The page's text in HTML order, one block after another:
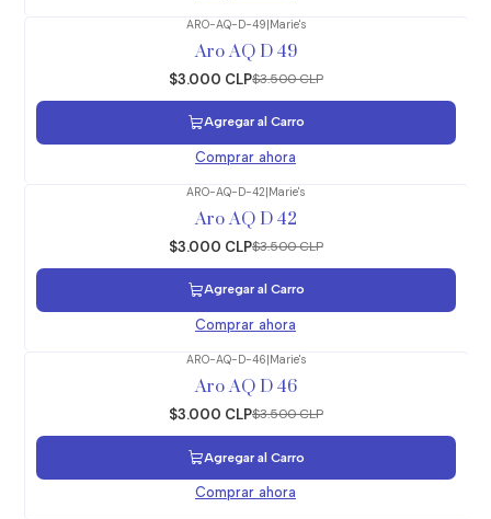
ARO-AQ-D-49|Marie's
Aro AQ D 49
$3.000 CLP$3.500 CLP
Agregar al Carro
Comprar ahora
ARO-AQ-D-42|Marie's
Aro AQ D 42
$3.000 CLP$3.500 CLP
Agregar al Carro
Comprar ahora
ARO-AQ-D-46|Marie's
Aro AQ D 46
$3.000 CLP$3.500 CLP
Agregar al Carro
Comprar ahora